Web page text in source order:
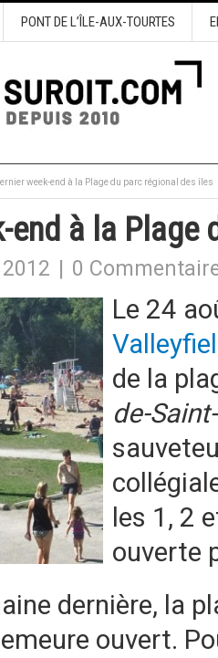
PONT DE L’ÎLE-AUX-TOURTES
week-end à la Plage du parc régional des îles
end à la
0
Le 24
de la
de-
les 1, 2
ouverte
dernière, la
ouvert.